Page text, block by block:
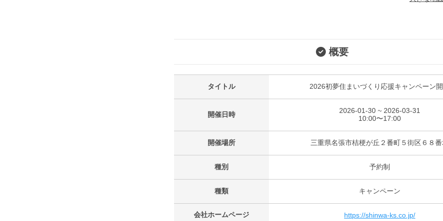
概要
タイトル 2026初夢住まいづくり応援キャンペーン
開催日時
2026-01-30 ~ 2026-03-31
10:00〜17:00
開催場所 三重県名張市桔梗が丘２番町５街区６８
種別 予約制
種類 キャンペーン
会社ホームページ https://shinwa-ks.co.jp/